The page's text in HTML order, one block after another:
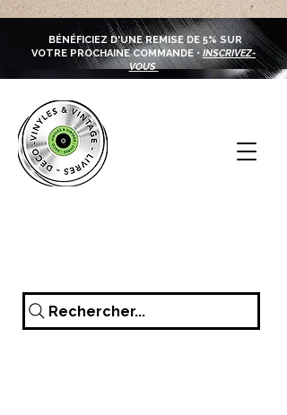
BÉNÉFICIEZ D'UNE REMISE DE 5% SUR
VOTRE PROCHAINE COMMANDE • INSCRIVEZ-
VOUS
Rechercher...